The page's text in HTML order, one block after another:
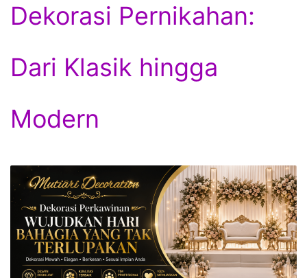
Dekorasi Pernikahan:
Dari Klasik hingga
Modern